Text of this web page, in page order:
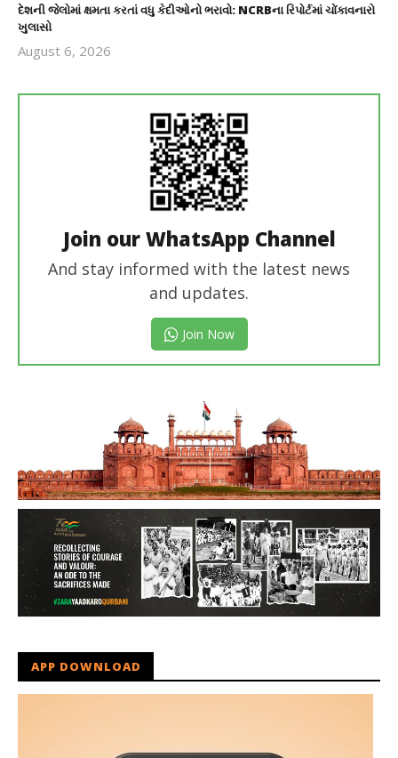
દેશની જેલોમાં ક્ષમતા કરતાં વધુ કેદીઓનો ભરાવો: NCRBના રિપોર્ટમાં ચોંકાવનારો
ખુલાસો
August 6, 2026
Join our WhatsApp Channel
And stay informed with the latest news
and updates.
Join Now
APP DOWNLOAD